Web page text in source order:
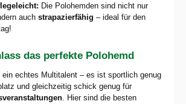
Die Polohemden sind nicht nur
auch strapazierfähig – ideal für den
das perfekte Polohemd
ein echtes Multitalent – es ist sportlich genug
und gleichzeitig schick genug für
. Hier sind die besten